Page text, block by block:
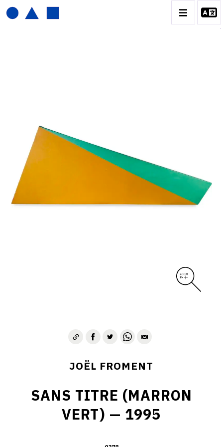
CATALOGUE DES OEUVRES
CONTACT
JOËL FROMENT
SANS TITRE (MARRON
VERT) — 1995